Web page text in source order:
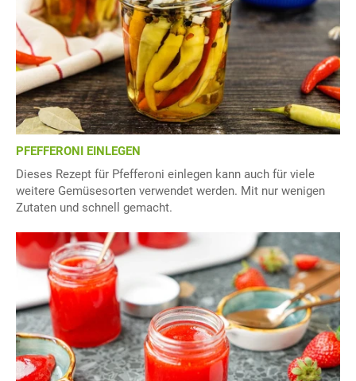
PFEFFERONI EINLEGEN
Dieses Rezept für Pfefferoni einlegen kann auch für viele
weitere Gemüsesorten verwendet werden. Mit nur wenigen
Zutaten und schnell gemacht.